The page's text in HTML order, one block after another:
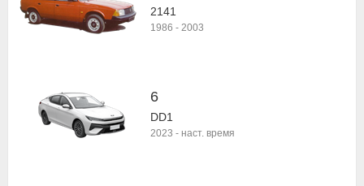
2141
1986 - 2003
6
DD1
2023 - наст. время